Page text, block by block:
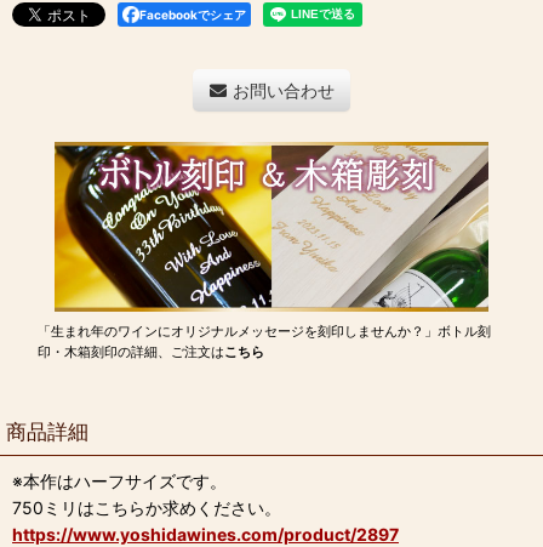
Facebookでシェア
お問い合わせ
「生まれ年のワインにオリジナルメッセージを刻印しませんか？」ボトル刻
印・木箱刻印の詳細、ご注文はこちら
商品詳細
※本作はハーフサイズです。
750ミリはこちらか求めください。
https://www.yoshidawines.com/product/2897